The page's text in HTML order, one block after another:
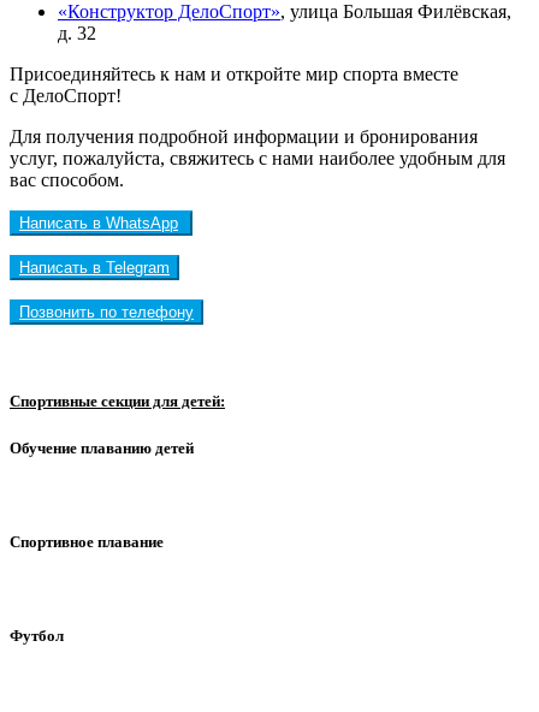
«Конструктор ДелоСпорт», улица Большая Филёвская,
д. 32
Присоединяйтесь к нам и откройте мир спорта вместе
с ДелоСпорт!
Для получения подробной информации и бронирования
услуг, пожалуйста, свяжитесь с нами наиболее удобным для
вас способом.
Написать в WhatsApp
Написать в Telegram
Позвонить по телефону
Спортивные секции для детей:
Обучение плаванию детей
Спортивное плавание
Футбол